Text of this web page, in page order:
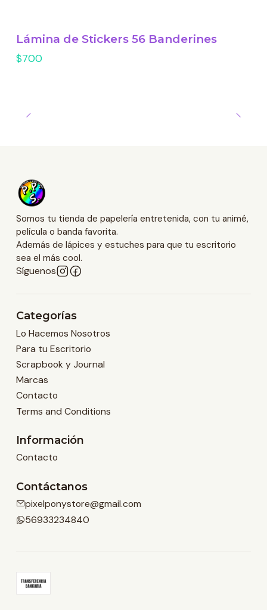
Lámina de Stickers 56 Banderines
$700
Somos tu tienda de papelería entretenida, con tu animé,
película o banda favorita.
Además de lápices y estuches para que tu escritorio
sea el más cool.
Síguenos
Categorías
Lo Hacemos Nosotros
Para tu Escritorio
Scrapbook y Journal
Marcas
Contacto
Terms and Conditions
Información
Contacto
Contáctanos
pixelponystore@gmail.com
56933234840